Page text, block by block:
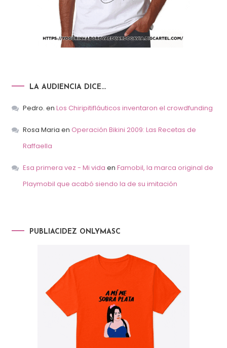
LA AUDIENCIA DICE…
Pedro. en Los Chiripitifláuticos inventaron el crowdfunding
Rosa Maria en Operación Bikini 2009: Las Recetas de
Raffaella
Esa primera vez - Mi vida en Famobil, la marca original de
Playmobil que acabó siendo la de su imitación
PUBLIACIDEZ ONLYMASC